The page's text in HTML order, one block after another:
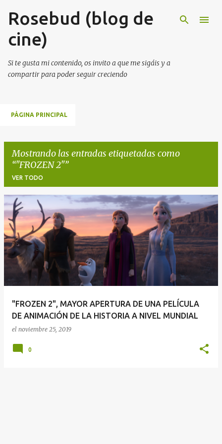
Ir al contenido principal
Rosebud (blog de
cine)
Si te gusta mi contenido, os invito a que me sigáis y a
compartir para poder seguir creciendo
PÁGINA PRINCIPAL
Mostrando las entradas etiquetadas como
"FROZEN 2"
VER TODO
E
n
t
r
"FROZEN 2", MAYOR APERTURA DE UNA PELÍCULA
DE ANIMACIÓN DE LA HISTORIA A NIVEL MUNDIAL
el noviembre 25, 2019
0